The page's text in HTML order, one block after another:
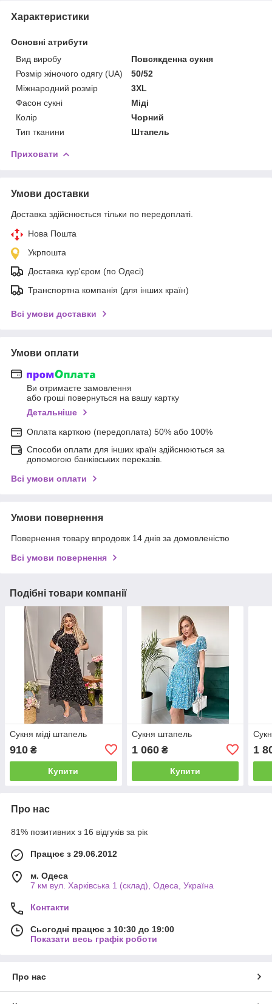
Характеристики
Основні атрибути
Вид виробу
Повсякденна сукня
Розмір жіночого одягу (UA)
50/52
Міжнародний розмір
3XL
Фасон сукні
Міді
Колір
Чорний
Тип тканини
Штапель
Приховати
Умови доставки
Доставка здійснюється тільки по передоплаті.
Нова Пошта
Укрпошта
Доставка кур'єром (по Одесі)
Транспортна компанія (для інших країн)
Всі умови доставки
Умови оплати
Ви отримаєте замовлення
або гроші повернуться на вашу картку
Детальніше
Оплата карткою (передоплата) 50% або 100%
Способи оплати для інших країн здійснюються за
допомогою банківських переказів.
Всі умови оплати
Умови повернення
Повернення товару впродовж 14 днів за домовленістю
Всі умови повернення
Подібні товари компанії
Сукня міді штапель
910 ₴
Купити
Сукня штапель
1 060₴
Купити
1
Про нас
81% позитивних з 16 відгуків за рік
Працює з 29.06.2012
м. Одеса
7 км вул. Харківська 1 (склад), Одеса, Україна
Контакти
Сьогодні працює з 10:30 до 19:00
Показати весь графік роботи
Про нас